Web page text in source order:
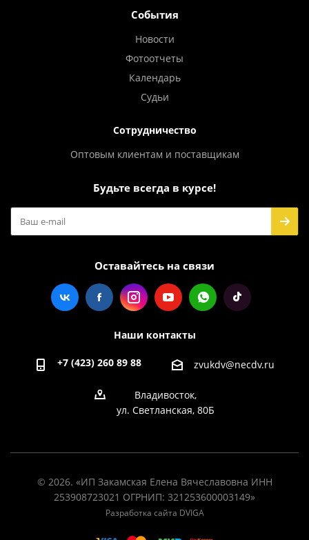
События
Новости
Фотоотчеты
Календарь
Судьи
Сотрудничество
Оптовым клиентам и поставщикам
Будьте всегда в курсе!
Оставайтесь на связи
Наши контакты
+7 (423) 260 89 88 zvukdv@necdv.ru
Владивосток,
ул. Светланская, 80Б
© 2026. «ИП Закамская Елена Вячеславовна ИНН
253908723021 ОГРНИП: 321253600003149»
Разработка сайта DVIGA